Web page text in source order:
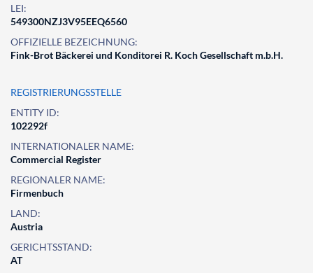
LEI:
549300NZJ3V95EEQ6560
OFFIZIELLE BEZEICHNUNG:
Fink-Brot Bäckerei und Konditorei R. Koch Gesellschaft m.b.H.
REGISTRIERUNGSSTELLE
ENTITY ID:
102292f
INTERNATIONALER NAME:
Commercial Register
REGIONALER NAME:
Firmenbuch
LAND:
Austria
GERICHTSSTAND:
AT